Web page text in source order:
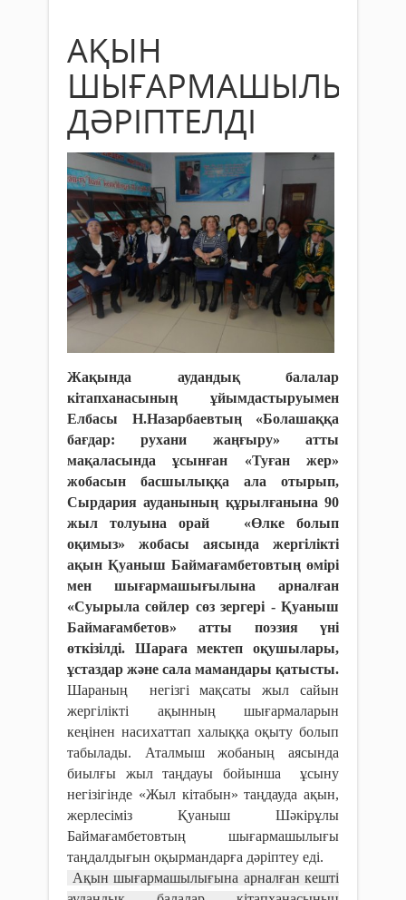
АҚЫН
ШЫҒАРМАШЫЛЫҒЫ
ДӘРІПТЕЛДІ
Жақында аудандық балалар
кітапханасының ұйымдастыруымен
Елбасы Н.Назарбаевтың «Болашаққа
бағдар: рухани жаңғыру» атты
мақаласында ұсынған «Туған жер»
жобасын басшылыққа ала отырып,
Сырдария ауданының құрылғанына 90
жыл толуына орай «Өлке болып
оқимыз» жобасы аясында жергілікті
ақын Қуаныш Баймағамбетовтың өмірі
мен шығармашығылына арналған
«Суырыла сөйлер сөз зергері - Қуаныш
Баймағамбетов» атты поэзия үні
өткізілді. Шараға мектеп оқушылары,
ұстаздар және сала мамандары қатысты.
Шараның негізгі мақсаты жыл сайын
жергілікті ақынның шығармаларын
кеңінен насихаттап халыққа оқыту болып
табылады. Аталмыш жобаның аясында
биылғы жыл таңдауы бойынша ұсыну
негізігінде «Жыл кітабын» таңдауда ақын,
жерлесіміз Қуаныш Шәкірұлы
Баймағамбетовтың шығармашылығы
таңдалдығын оқырмандарға дәріптеу еді.
Ақын шығармашылығына арналған кешті